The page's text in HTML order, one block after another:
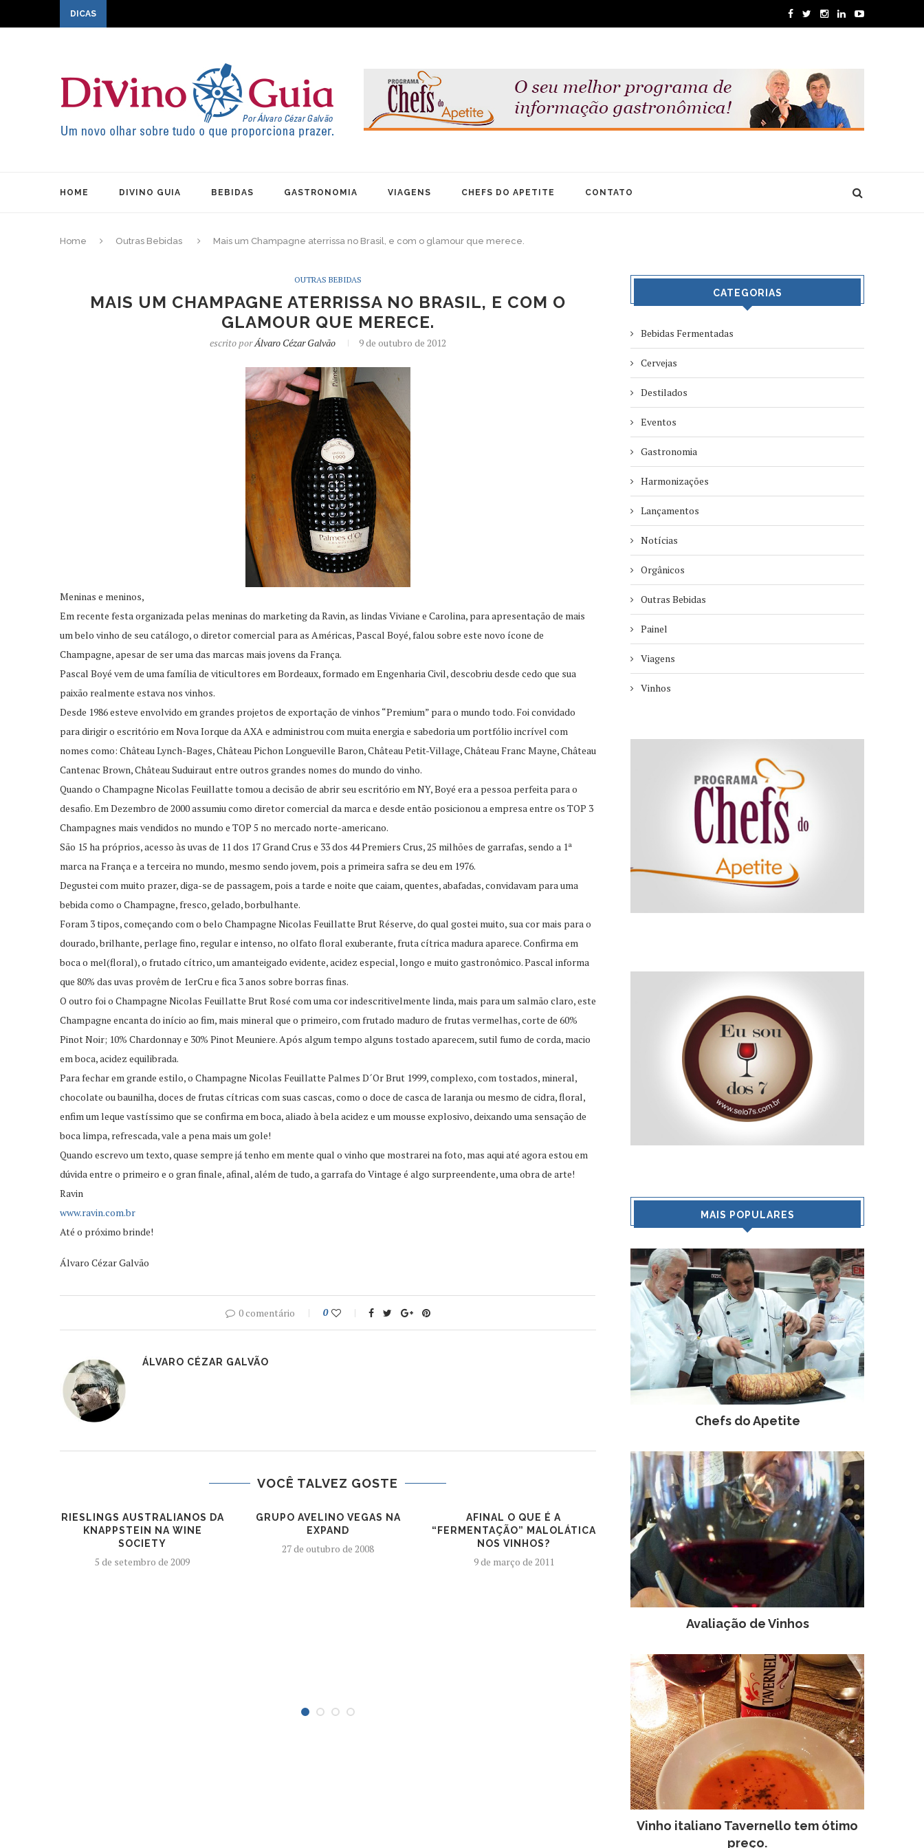
DICAS
HOME DIVINO GUIA BEBIDAS GASTRONOMIA VIAGENS CHEFS DO APETITE CONTATO
Home Outras Bebidas Mais um Champagne aterrissa no Brasil, e com o glamour que merece.
OUTRAS BEBIDAS
MAIS UM CHAMPAGNE ATERRISSA NO BRASIL, E COM O
GLAMOUR QUE MERECE.
escrito porÁlvaro Cézar Galvão 9 de outubro de 2012
Meninas e meninos,
Em recente festa organizada pelas meninas do marketing da Ravin, as lindas Viviane e Carolina, para apresentação de mais
um belo vinho de seu catálogo, o diretor comercial para as Américas, Pascal Boyé, falou sobre este novo ícone de
Champagne, apesar de ser uma das marcas mais jovens da França.
Pascal Boyé vem de uma família de viticultores em Bordeaux, formado em Engenharia Civil, descobriu desde cedo que sua
paixão realmente estava nos vinhos.
Desde 1986 esteve envolvido em grandes projetos de exportação de vinhos “Premium” para o mundo todo. Foi convidado
para dirigir o escritório em Nova Iorque da AXA e administrou com muita energia e sabedoria um portfólio incrível com
nomes como: Château Lynch-Bages, Château Pichon Longueville Baron, Château Petit-Village, Château Franc Mayne, Château
Cantenac Brown, Château Suduiraut entre outros grandes nomes do mundo do vinho.
Quando o Champagne Nicolas Feuillatte tomou a decisão de abrir seu escritório em NY, Boyé era a pessoa perfeita para o
desafio. Em Dezembro de 2000 assumiu como diretor comercial da marca e desde então posicionou a empresa entre os TOP 3
Champagnes mais vendidos no mundo e TOP 5 no mercado norte-americano.
São 15 ha próprios, acesso às uvas de 11 dos 17 Grand Crus e 33 dos 44 Premiers Crus, 25 milhões de garrafas, sendo a 1ª
marca na França e a terceira no mundo, mesmo sendo jovem, pois a primeira safra se deu em 1976.
Degustei com muito prazer, diga-se de passagem, pois a tarde e noite que caiam, quentes, abafadas, convidavam para uma
bebida como o Champagne, fresco, gelado, borbulhante.
Foram 3 tipos, começando com o belo Champagne Nicolas Feuillatte Brut Réserve, do qual gostei muito, sua cor mais para o
dourado, brilhante, perlage fino, regular e intenso, no olfato floral exuberante, fruta cítrica madura aparece. Confirma em
boca o mel(floral), o frutado cítrico, um amanteigado evidente, acidez especial, longo e muito gastronômico. Pascal informa
que 80% das uvas provêm de 1erCru e fica 3 anos sobre borras finas.
O outro foi o Champagne Nicolas Feuillatte Brut Rosé com uma cor indescritivelmente linda, mais para um salmão claro, este
Champagne encanta do início ao fim, mais mineral que o primeiro, com frutado maduro de frutas vermelhas, corte de 60%
Pinot Noir; 10% Chardonnay e 30% Pinot Meuniere. Após algum tempo alguns tostado aparecem, sutil fumo de corda, macio
em boca, acidez equilibrada.
Para fechar em grande estilo, o Champagne Nicolas Feuillatte Palmes D´Or Brut 1999, complexo, com tostados, mineral,
chocolate ou baunilha, doces de frutas cítricas com suas cascas, como o doce de casca de laranja ou mesmo de cidra, floral,
enfim um leque vastíssimo que se confirma em boca, aliado à bela acidez e um mousse explosivo, deixando uma sensação de
boca limpa, refrescada, vale a pena mais um gole!
Quando escrevo um texto, quase sempre já tenho em mente qual o vinho que mostrarei na foto, mas aqui até agora estou em
dúvida entre o primeiro e o gran finale, afinal, além de tudo, a garrafa do Vintage é algo surpreendente, uma obra de arte!
Ravin
www.ravin.com.br
Até o próximo brinde!
Álvaro Cézar Galvão
0 comentário 0
ÁLVARO CÉZAR GALVÃO
VOCÊ TALVEZ GOSTE
RIESLINGS AUSTRALIANOS DA
KNAPPSTEIN NA WINE
SOCIETY
5 de setembro de 2009
GRUPO AVELINO VEGAS NA
EXPAND
27 de outubro de 2008
AFINAL O QUE É A
“FERMENTAÇÃO” MALOLÁTICA
NOS VINHOS?
9 de março de 2011
SAFRAS ANTIGAS DE DON
MELCHOR COM A VCT BRASIL
3 de março de 2014
MINHA PRIMEIRA
EXPEDIÇÃO.
12 de janeiro de
CATEGORIAS
Bebidas Fermentadas
Cervejas
Destilados
Eventos
Gastronomia
Harmonizações
Lançamentos
Notícias
Orgânicos
Outras Bebidas
Painel
Viagens
Vinhos
MAIS POPULARES
Chefs do Apetite
Avaliação de Vinhos
Vinho italiano Tavernello tem ótimo
preço.